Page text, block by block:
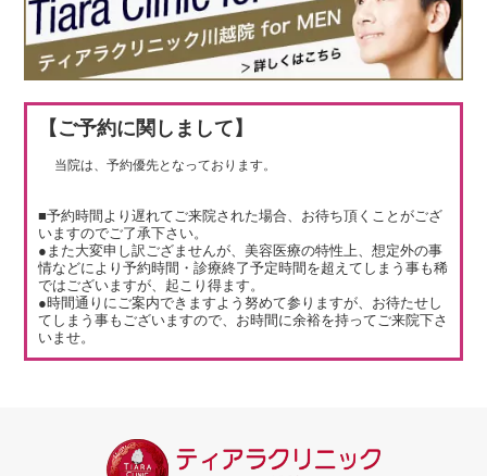
【ご予約に関しまして】
当院は、予約優先となっております。
■予約時間より遅れてご来院された場合、お待ち頂くことがござ
いますのでご了承下さい。
●また大変申し訳ござませんが、美容医療の特性上、想定外の事
情などにより予約時間・診療終了予定時間を超えてしまう事も稀
ではございますが、起こり得ます。
●時間通りにご案内できますよう努めて参りますが、お待たせし
てしまう事もございますので、お時間に余裕を持ってご来院下さ
いませ。